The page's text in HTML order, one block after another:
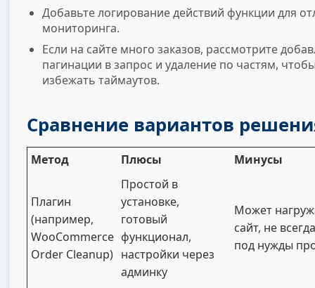
Добавьте логирование действий функции для
мониторинга.
Если на сайте много заказов, рассмотрите
пагинации в запрос и удаление по частям,
избежать таймаутов.
Сравнение вариантов
Метод Плюсы Минусы
Плагин
(например,
WooCommerce
Order Cleanup)
Простой в
установке,
готовый
функционал,
настройки через
админку
Может
сайт, не
под нужды